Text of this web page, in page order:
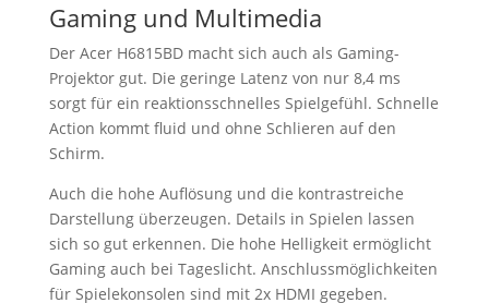
Gaming und Multimedia
Der Acer H6815BD macht sich auch als Gaming-
Projektor gut. Die geringe Latenz von nur 8,4 ms
sorgt für ein reaktionsschnelles Spielgefühl. Schnelle
Action kommt fluid und ohne Schlieren auf den
Schirm.
Auch die hohe Auflösung und die kontrastreiche
Darstellung überzeugen. Details in Spielen lassen
sich so gut erkennen. Die hohe Helligkeit ermöglicht
Gaming auch bei Tageslicht. Anschlussmöglichkeiten
für Spielekonsolen sind mit 2x HDMI gegeben.